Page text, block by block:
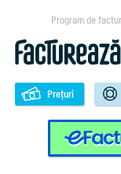
Program de
e-
Prețuri